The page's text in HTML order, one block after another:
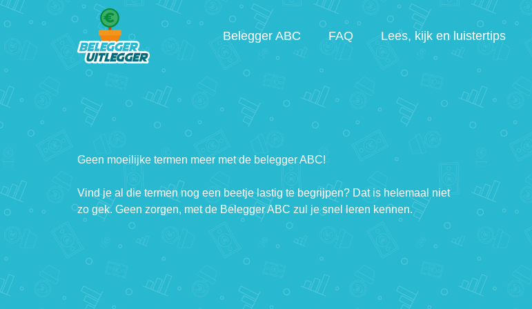
Belegger ABC FAQ Lees, kijk en luistertips
Geen moeilijke termen meer met de belegger ABC!
Vind je al die termen nog een beetje lastig te begrijpen? Dat is helemaal niet
zo gek. Geen zorgen, met de Belegger ABC zul je snel leren kennen.